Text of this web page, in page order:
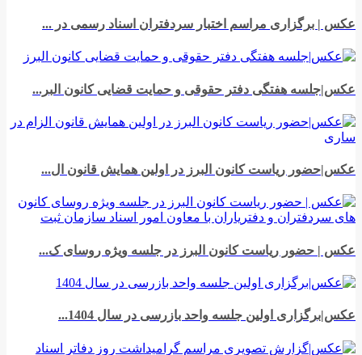
عکس | برگزاری مراسم اختبار سردفتران اسناد رسمی در ...
عکس|جلسه هفتگی دفتر حقوقی و حمایت قضایی کانون البر...
عکس|حضور ریاست کانون البرز در اولین همایش قانون ال...
عکس | حضور ریاست کانون البرز در جلسه ویژه روسای ک...
عکس|برگزاری اولین جلسه واحد بازرسی در سال 1404...